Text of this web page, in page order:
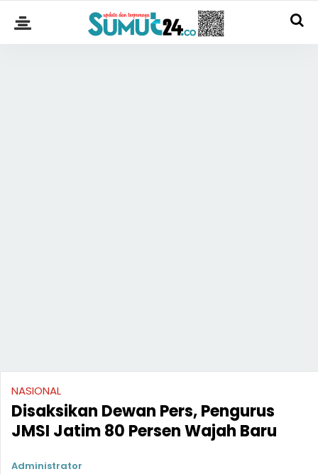
NASIONAL
Disaksikan Dewan Pers, Pengurus
JMSI Jatim 80 Persen Wajah Baru
Administrator